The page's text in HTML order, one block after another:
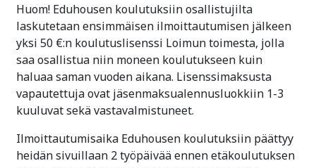
Huom! Eduhousen koulutuksiin osallistujilta
laskutetaan ensimmäisen ilmoittautumisen jälkeen
yksi 50 €:n koulutuslisenssi Loimun toimesta, jolla
saa osallistua niin moneen koulutukseen kuin
haluaa saman vuoden aikana. Lisenssimaksusta
vapautettuja ovat jäsenmaksualennusluokkiin 1-3
kuuluvat sekä vastavalmistuneet.
Ilmoittautumisaika Eduhousen koulutuksiin päättyy
heidän sivuillaan 2 työpäivää ennen etäkoulutuksen